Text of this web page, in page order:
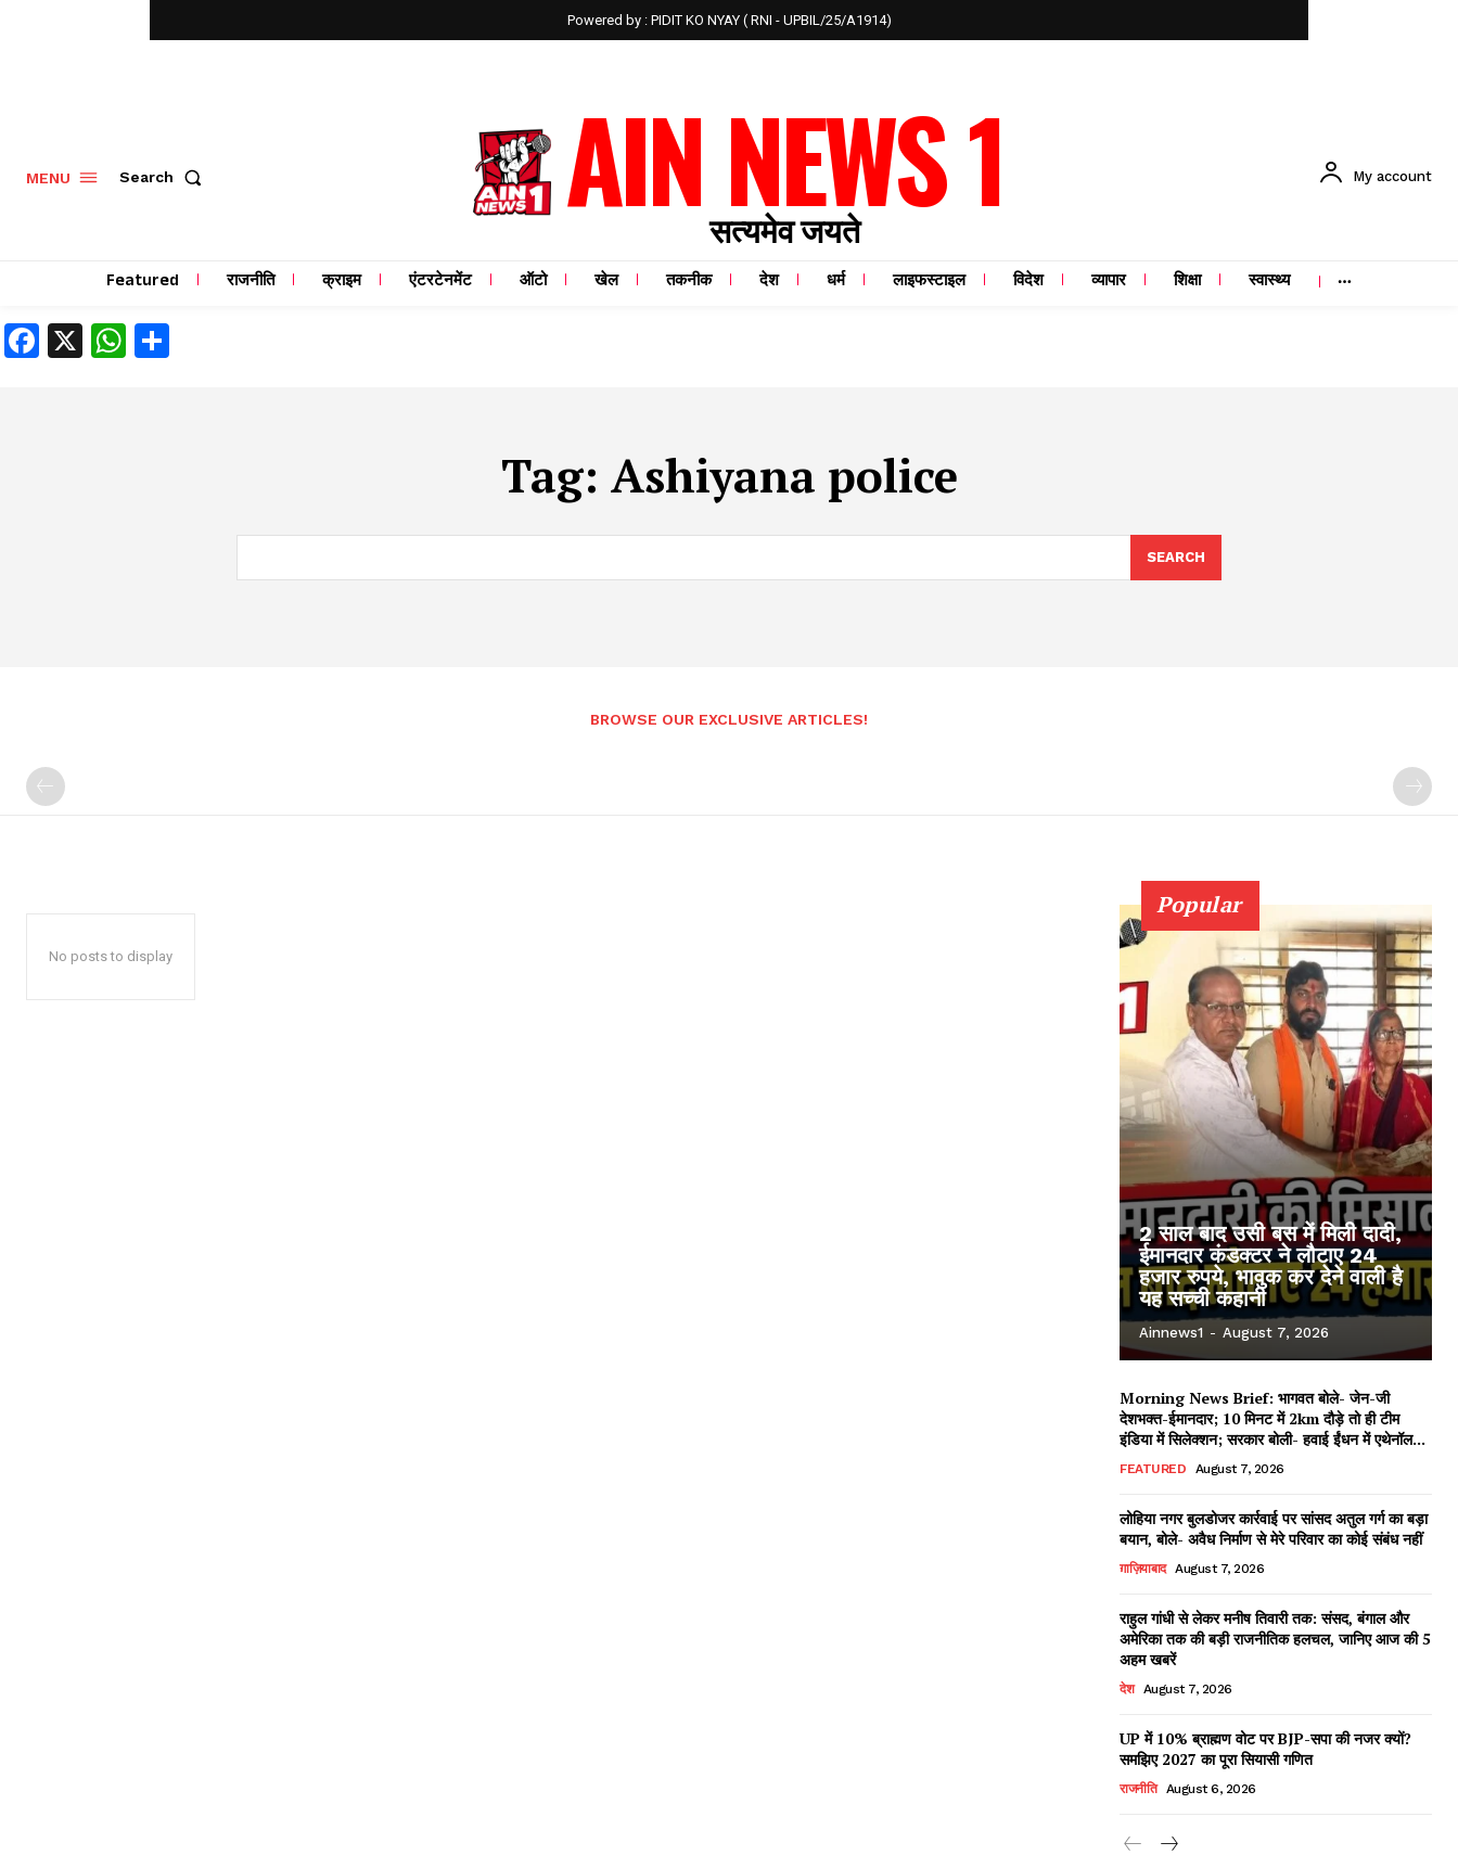
Powered by : PIDIT KO NYAY ( RNI - UPBIL/25/A1914)
MENU Search AIN NEWS 1
सत्यमेव जयते
My account
Featured राजनीति क्राइम एंटरटेनमेंट ऑटो खेल तकनीक देश धर्म लाइफस्टाइल विदेश व्यापार शिक्षा स्वास्थ्य
Facebook
X WhatsApp
Tag: Ashiyana police
SEARCH
BROWSE OUR EXCLUSIVE ARTICLES!
No posts to display
Popular
2 साल बाद उसी बस में मिली दादी,
ईमानदार कंडक्टर ने लौटाए 24
हजार रुपये, भावुक कर देने वाली है
यह सच्ची कहानी
Ainnews1 - August 7, 2026
Morning News Brief: भागवत बोले- जेन-जी
देशभक्त-ईमानदार; 10 मिनट में 2km दौड़े तो ही टीम
इंडिया में सिलेक्शन; सरकार बोली- हवाई ईंधन में एथेनॉल...
FEATURED August 7, 2026
लोहिया नगर बुलडोजर कार्रवाई पर सांसद अतुल गर्ग का बड़ा
बयान, बोले- अवैध निर्माण से मेरे परिवार का कोई संबंध नहीं
ग़ाज़ियाबाद August 7, 2026
राहुल गांधी से लेकर मनीष तिवारी तक: संसद, बंगाल और
अमेरिका तक की बड़ी राजनीतिक हलचल, जानिए आज की 5
अहम खबरें
देश August 7, 2026
UP में 10% ब्राह्मण वोट पर BJP-सपा की नजर क्यों?
समझिए 2027 का पूरा सियासी गणित
राजनीति August 6, 2026